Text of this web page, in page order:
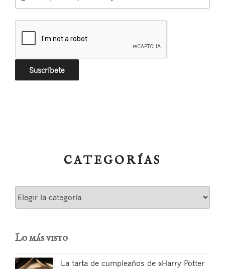
CATEGORÍAS
Lo más visto
La tarta de cumpleaños de «Harry Potter